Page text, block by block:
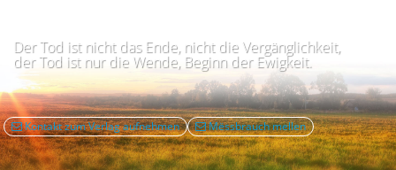
Der Tod ist nicht das Ende, nicht die Vergänglichkeit,
der Tod ist nur die Wende, Beginn der Ewigkeit.
Kontakt zum Verlag aufnehmen Mëssbrauch mellen